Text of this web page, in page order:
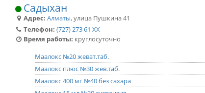
Садыхан
Адрес: Алматы,улица Пушкина 41
Телефон: (727) 273 61 XX
Время работы: круглосуточно
Маалокс №20 жеват.таб.
Маалокс плюс №30 жев.таб.
Маалокс 400 мг №40 без сахара